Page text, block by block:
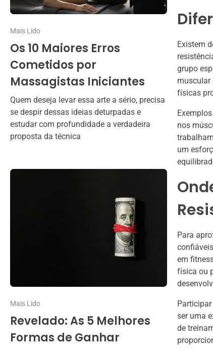
Mais Lido
Os 10 Maiores Erros
Cometidos por
Massagistas Iniciantes
Quem deseja levar essa arte a sério, precisa
se despir dessas ideias deturpadas e
estudar com profundidade a verdadeira
proposta da técnica
Mais Lido
Revelado: As 5 Melhores
Formas de Ganhar
Existem
grupo
muscular
físicas
nos
um
Para
em
física ou
ser uma
de